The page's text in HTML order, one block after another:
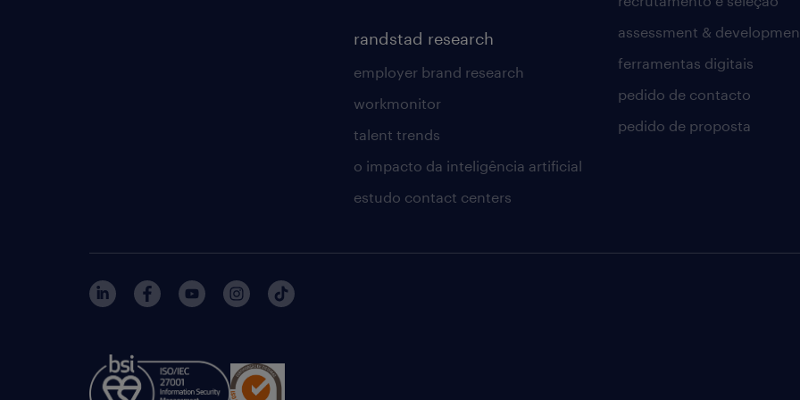
randstad research
employer brand research
workmonitor
talent trends
o impacto da inteligência artificial
estudo contact centers
assessment &
ferramentas digitais
pedido de contacto
pedido de proposta